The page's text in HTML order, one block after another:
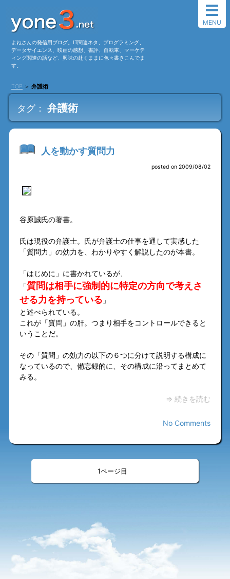
よねさんの発信用ブログ。IT関連ネタ、プログラミング、
データサイエンス、映画の感想、書評、自転車、マーケテ
ィング関連の話など、興味の赴くままに色々書きこんでま
す。
TOP ＞ 弁護術
MENU
タグ： 弁護術
人を動かす質問力
posted on 2009/08/02
谷原誠氏の著書。
氏は現役の弁護士。氏が弁護士の仕事を通して実感した
「質問力」の効力を、わかりやすく解説したのが本書。
「はじめに」に書かれているが、
「質問は相手に強制的に特定の方向で考えさ
せる力を持っている 」
と述べられている。
これが「質問」の肝。つまり相手をコントロールできると
いうことだ。
その「質問」の効力の以下の６つに分けて説明する構成に
なっているので、備忘録的に、その構成に沿ってまとめて
みる。
⇒ 続きを読む
No Comments
1